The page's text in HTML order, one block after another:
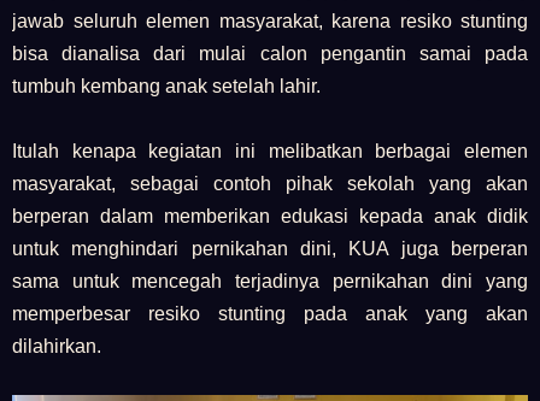
jawab seluruh elemen masyarakat, karena resiko stunting
bisa dianalisa dari mulai calon pengantin samai pada
tumbuh kembang anak setelah lahir.
Itulah kenapa kegiatan ini melibatkan berbagai elemen
masyarakat, sebagai contoh pihak sekolah yang akan
berperan dalam memberikan edukasi kepada anak didik
untuk menghindari pernikahan dini, KUA juga berperan
sama untuk mencegah terjadinya pernikahan dini yang
memperbesar resiko stunting pada anak yang akan
dilahirkan.